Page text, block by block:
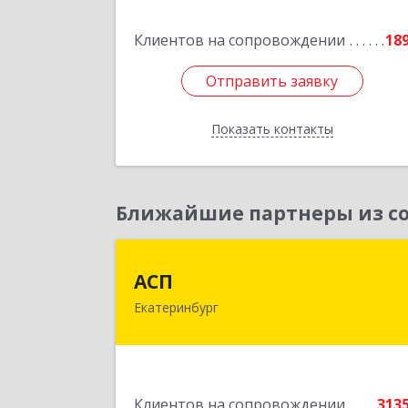
Клиентов на сопровождении
Отправить заявку
Показать контакты
Отправить заявку
Назад
Ближайшие партнеры из
АСП
Екатеринбург
Подробнее